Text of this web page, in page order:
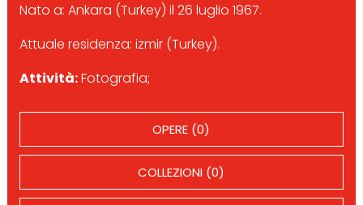
Nato a: Ankara (Turkey) il 26 luglio 1967.
Attuale residenza: izmir (Turkey).
Attività:Fotografia;
OPERE (0)
COLLEZIONI (0)